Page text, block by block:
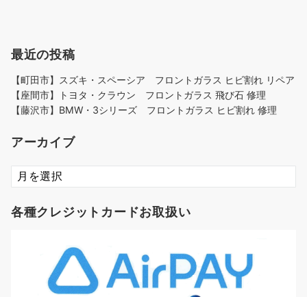
最近の投稿
【町田市】スズキ・スペーシア フロントガラス ヒビ割れ リペア
【座間市】トヨタ・クラウン フロントガラス 飛び石 修理
【藤沢市】BMW・3シリーズ フロントガラス ヒビ割れ 修理
アーカイブ
ア
ー
イ
各種クレジットカードお取扱い